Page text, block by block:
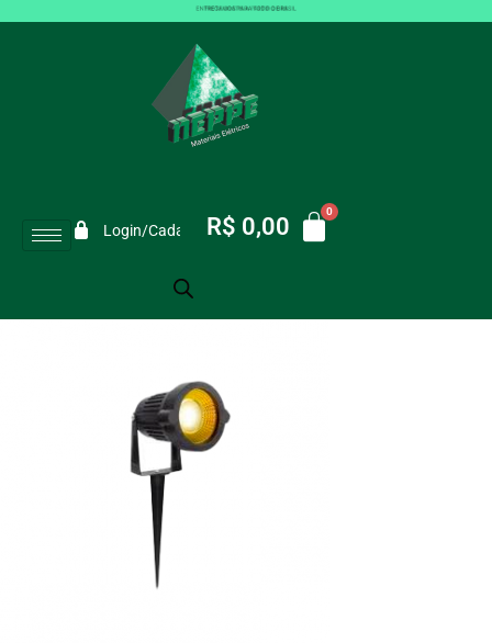
Login/CadastroR$ 0,00
Espeto de Jardim LED 07W Ambar
Galaxy Bivolt
Espeto de Jardim LED 07W Ambar Galaxy Bivolt